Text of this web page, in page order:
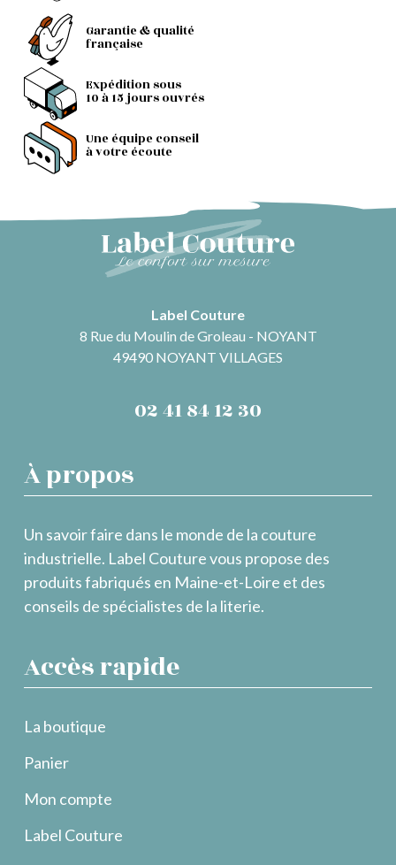
Garantie & qualité
française
Expédition sous
10 à 15 jours ouvrés
Une équipe conseil
à votre écoute
Label Couture
8 Rue du Moulin de Groleau - NOYANT
49490 NOYANT VILLAGES
02 41 84 12 30
À propos
Un savoir faire dans le monde de la couture
industrielle. Label Couture vous propose des
produits fabriqués en Maine-et-Loire et des
conseils de spécialistes de la literie.
Accès rapide
La boutique
Panier
Mon compte
Label Couture